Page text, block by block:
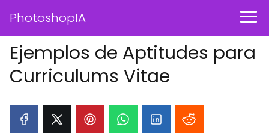
PhotoshopIA
Ejemplos de Aptitudes para
Curriculums Vitae